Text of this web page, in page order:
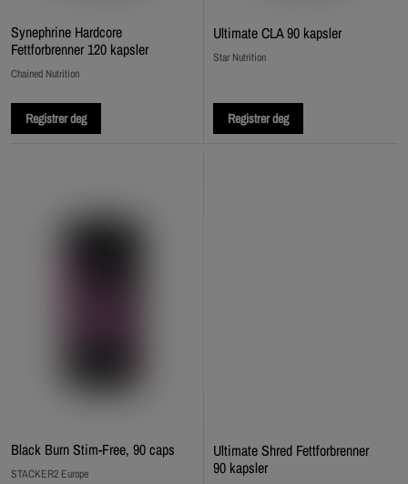
Synephrine Hardcore
Fettforbrenner 120 kapsler
Chained Nutrition
Registrer deg
Ultimate CLA 90 kapsler
Star Nutrition
Registrer deg
Black Burn Stim-Free, 90 caps
STACKER2 Europe
Ultimate Shred Fettforbrenner
90 kapsler